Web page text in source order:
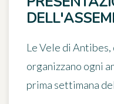
Le Vele di
organizzano ogni
prima settimana